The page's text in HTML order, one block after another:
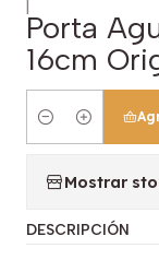
|
Porta
16cm
Cantidad
Mostrar
DESCRIPCIÓN